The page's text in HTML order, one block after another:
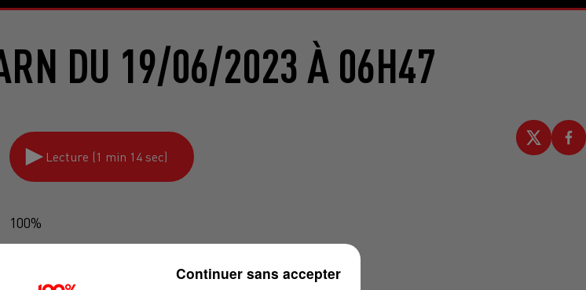
DU 19/06/2023 À 06H47
Lecture (1 min 14 sec)
100%
Continuer sans accepter